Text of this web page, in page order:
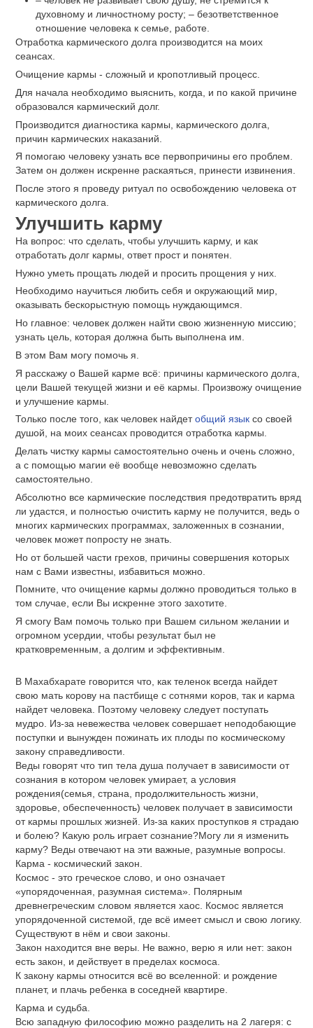
духовному и личностному росту; ‒ безответственное
отношение человека к семье, работе.
Отработка кармического долга производится на моих
сеансах.
Очищение кармы - сложный и кропотливый процесс.
Для начала необходимо выяснить, когда, и по какой причине
образовался кармический долг.
Производится диагностика кармы, кармического долга,
причин кармических наказаний.
Я помогаю человеку узнать все первопричины его проблем.
Затем он должен искренне раскаяться, принести извинения.
После этого я проведу ритуал по освобождению человека от
кармического долга.
Улучшить карму
На вопрос: что сделать, чтобы улучшить карму, и как
отработать долг кармы, ответ прост и понятен.
Нужно уметь прощать людей и просить прощения у них.
Необходимо научиться любить себя и окружающий мир,
оказывать бескорыстную помощь нуждающимся.
Но главное: человек должен найти свою жизненную миссию;
узнать цель, которая должна быть выполнена им.
В этом Вам могу помочь я.
Я расскажу о Вашей карме всё: причины кармического долга,
цели Вашей текущей жизни и её кармы. Произвожу очищение
и улучшение кармы.
Только после того, как человек найдетобщий язык со своей
душой, на моих сеансах проводится отработка кармы.
Делать чистку кармы самостоятельно очень и очень сложно,
а с помощью магии её вообще невозможно сделать
самостоятельно.
Абсолютно все кармические последствия предотвратить вряд
ли удастся, и полностью очистить карму не получится, ведь о
многих кармических программах, заложенных в сознании,
человек может попросту не знать.
Но от большей части грехов, причины совершения которых
нам с Вами известны, избавиться можно.
Помните, что очищение кармы должно проводиться только в
том случае, если Вы искренне этого захотите.
Я смогу Вам помочь только при Вашем сильном желании и
огромном усердии, чтобы результат был не
кратковременным, а долгим и эффективным.
В Махабхарате говорится что, как теленок всегда найдет
свою мать корову на пастбище с сотнями коров, так и карма
найдет человека. Поэтому человеку следует поступать
мудро. Из-за невежества человек совершает неподобающие
поступки и вынужден пожинать их плоды по космическому
закону справедливости.
Веды говорят что тип тела душа получает в зависимости от
сознания в котором человек умирает, а условия
рождения(семья, страна, продолжительность жизни,
здоровье, обеспеченность) человек получает в зависимости
от кармы прошлых жизней. Из-за каких проступков я страдаю
и болею? Какую роль играет сознание?Могу ли я изменить
карму? Веды отвечают на эти важные, разумные вопросы.
Карма - космический закон.
Космос - это греческое слово, и оно означает
«упорядоченная, разумная система». Полярным
древнегреческим словом является хаос. Космос является
упорядоченной системой, где всё имеет смысл и свою логику.
Существуют в нём и свои законы.
Закон находится вне веры. Не важно, верю я или нет: закон
есть закон, и действует в пределах космоса.
К закону кармы относится всё во вселенной: и рождение
планет, и плачь ребенка в соседней квартире.
Карма и судьба.
Всю западную философию можно разделить на 2 лагеря: с